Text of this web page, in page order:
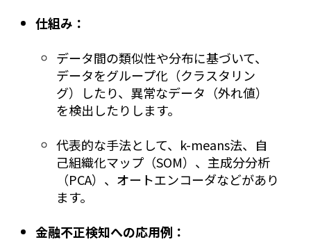
仕組み：
データ間の類似性や分布に基づいて、
データをグループ化（クラスタリン
グ）したり、異常なデータ（外れ値）
を検出したりします。
代表的な手法として、k-means法、自
己組織化マップ（SOM）、主成分分析
（PCA）、オートエンコーダなどがあり
ます。
金融不正検知への応用例：